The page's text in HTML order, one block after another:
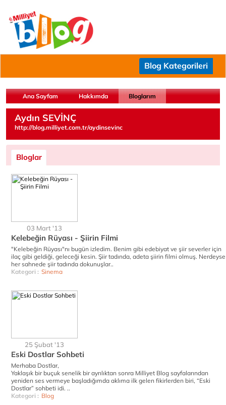
Blog Kategorileri
Ana Sayfam Hakkımda Bloglarım
Aydın SEVİNÇ
http://blog.milliyet.com.tr/aydinsevinc
Bloglar
03 Mart '13
Kelebeğin Rüyası - Şiirin Filmi
"Kelebeğin Rüyası"nı bugün izledim. Benim gibi edebiyat ve şiir severler için
ilaç gibi geldiği, geleceği kesin. Şiir tadında, adeta şiirin filmi olmuş. Nerdeyse
her sahnede şiir tadında dokunuşlar..
Kategori : Sinema
25 Şubat '13
Eski Dostlar Sohbeti
Merhaba Dostlar,
Yaklaşık bir buçuk senelik bir ayrılıktan sonra Milliyet Blog sayfalarından
yeniden ses vermeye başladığımda aklıma ilk gelen fikirlerden biri, “Eski
Dostlar” sohbeti idi. ..
Kategori : Blog